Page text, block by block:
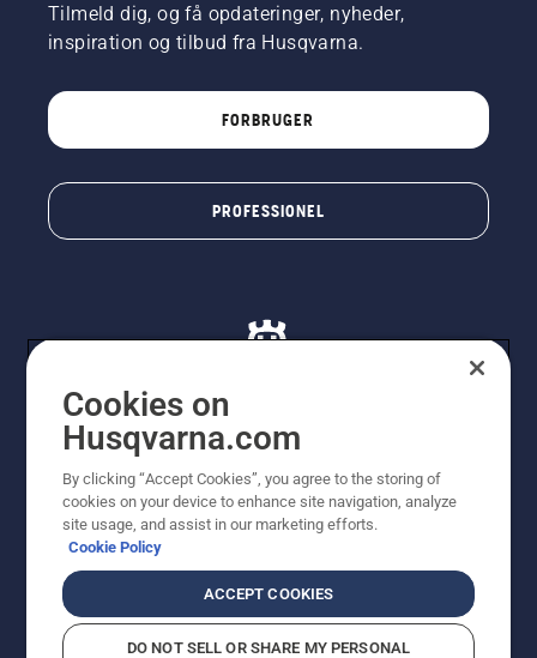
Tilmeld dig, og få opdateringer, nyheder,
inspiration og tilbud fra Husqvarna.
FORBRUGER
PROFESSIONEL
viste priser er vejledende udsalgspriser. Der tages
forbehold for stave- og trykfejl samt prisændringer. Vi
stræber efter at have så nøjagtige oplysningerne på
dette websted som muligt. Alle anførte priser er
vejledende udsalgspriser (inkl. moms), medmindre
CookiepolitikAnvendelsesvilkår
Bekendtgørelse vedr. beskyttelse af personlige oplysninger
Cookies on
Husqvarna.com
By clicking “Accept Cookies”, you agree to the storing of
cookies on your device to enhance site navigation, analyze
site usage, and assist in our marketing efforts.
Cookie Policy
ACCEPT COOKIES
DO NOT SELL OR SHARE MY PERSONAL